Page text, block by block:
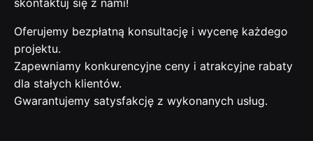
skontaktuj się z nami!
Oferujemy bezpłatną konsultację i wycenę każdego
projektu.
Zapewniamy konkurencyjne ceny i atrakcyjne rabaty
dla stałych klientów.
Gwarantujemy satysfakcję z wykonanych usług.